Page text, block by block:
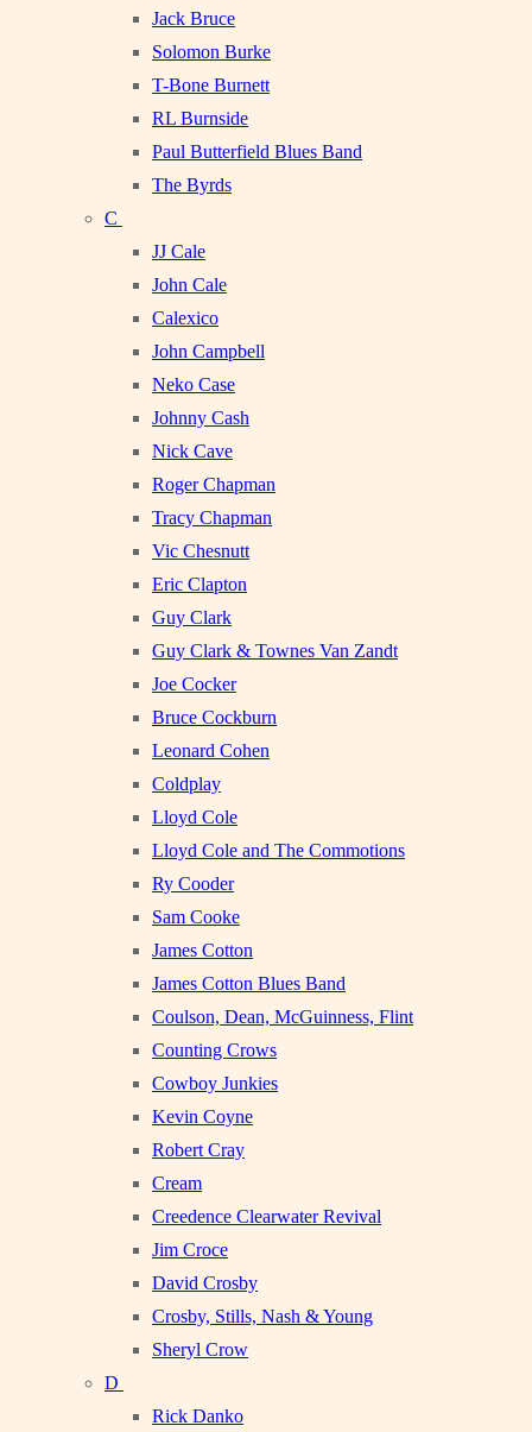
Jack Bruce
Solomon Burke
T-Bone Burnett
RL Burnside
Paul Butterfield Blues Band
The Byrds
C
JJ Cale
John Cale
Calexico
John Campbell
Neko Case
Johnny Cash
Nick Cave
Roger Chapman
Tracy Chapman
Vic Chesnutt
Eric Clapton
Guy Clark
Guy Clark & Townes Van Zandt
Joe Cocker
Bruce Cockburn
Leonard Cohen
Coldplay
Lloyd Cole
Lloyd Cole and The Commotions
Ry Cooder
Sam Cooke
James Cotton
James Cotton Blues Band
Coulson, Dean, McGuinness, Flint
Counting Crows
Cowboy Junkies
Kevin Coyne
Robert Cray
Cream
Creedence Clearwater Revival
Jim Croce
David Crosby
Crosby, Stills, Nash & Young
Sheryl Crow
D
Rick Danko